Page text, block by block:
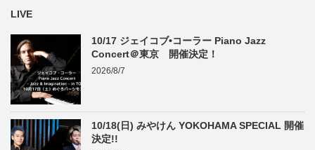
LIVE
10/17 ジェイコブ•コーラー Piano Jazz
Concert＠東京 開催決定！
2026/8/7
10/18(日) みやけん YOKOHAMA SPECIAL 開催
決定!!